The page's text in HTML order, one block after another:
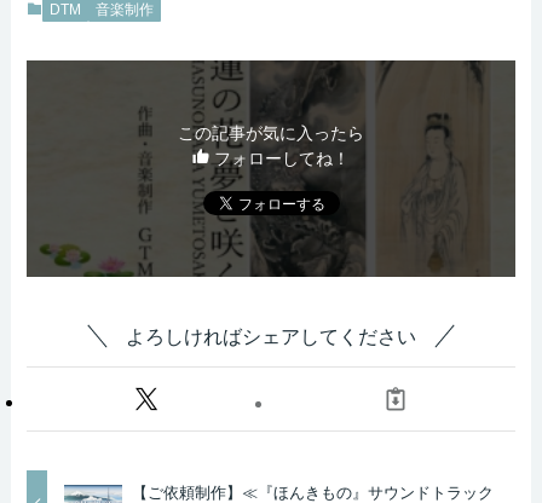
DTM 音楽制作
この記事が気に入ったら
フォローしてね！
よろしければシェアしてください
【ご依頼制作】≪『ほんきもの』サウンドトラック